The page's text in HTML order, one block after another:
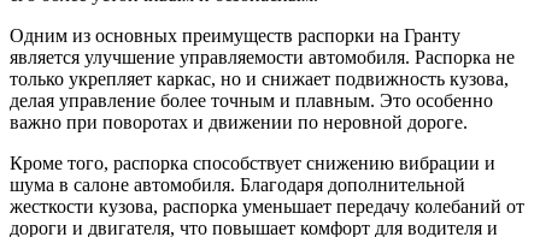
Одним из основных преимуществ распорки на Гранту
является улучшение управляемости автомобиля. Распорка не
только укрепляет каркас, но и снижает подвижность кузова,
делая управление более точным и плавным. Это особенно
важно при поворотах и движении по неровной дороге.
Кроме того, распорка способствует снижению вибрации и
шума в салоне автомобиля. Благодаря дополнительной
жесткости кузова, распорка уменьшает передачу колебаний от
дороги и двигателя, что повышает комфорт для водителя и